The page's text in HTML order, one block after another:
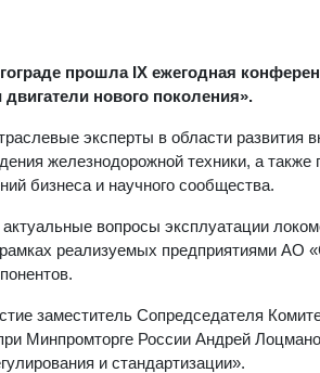
прошла IX ежегодная
нового поколения».
эксперты в области развития
железнодорожной техники, а
бизнеса и научного сообщества.
вопросы эксплуатации
рамках реализуемых предприятиями
заместитель Сопредседателя
Минпромторге России Андрей
и стандартизации».